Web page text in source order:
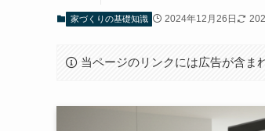
家づくりの基礎知識 2024年12月26日
当ページのリンクには広告が含ま